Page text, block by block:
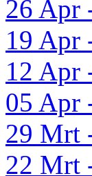
26 Apr
19 Apr
12 Apr
05 Apr
29 Mrt
22 Mrt